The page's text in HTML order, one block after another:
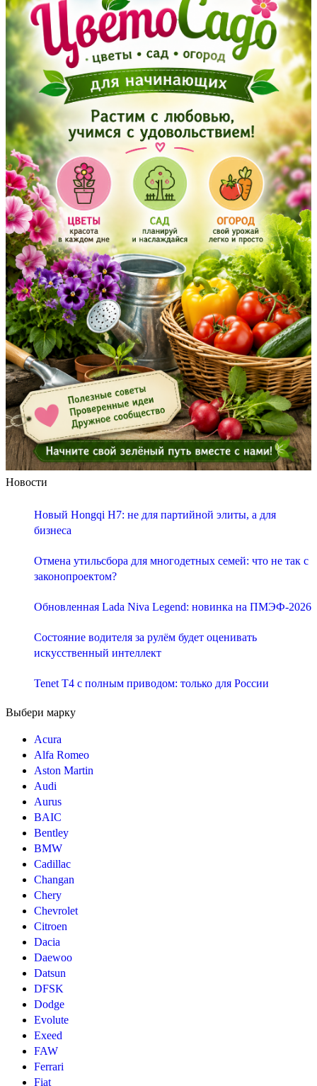
Новости
Новый Hongqi H7: не для партийной элиты, а для
бизнеса
Отмена утильсбора для многодетных семей: что не так с
законопроектом?
Обновленная Lada Niva Legend: новинка на ПМЭФ-2026
Состояние водителя за рулём будет оценивать
искусственный интеллект
Tenet T4 с полным приводом: только для России
Выбери марку
Acura
Alfa Romeo
Aston Martin
Audi
Aurus
BAIC
Bentley
BMW
Cadillac
Changan
Chery
Chevrolet
Citroen
Dacia
Daewoo
Datsun
DFSK
Dodge
Evolute
Exeed
FAW
Ferrari
Fiat